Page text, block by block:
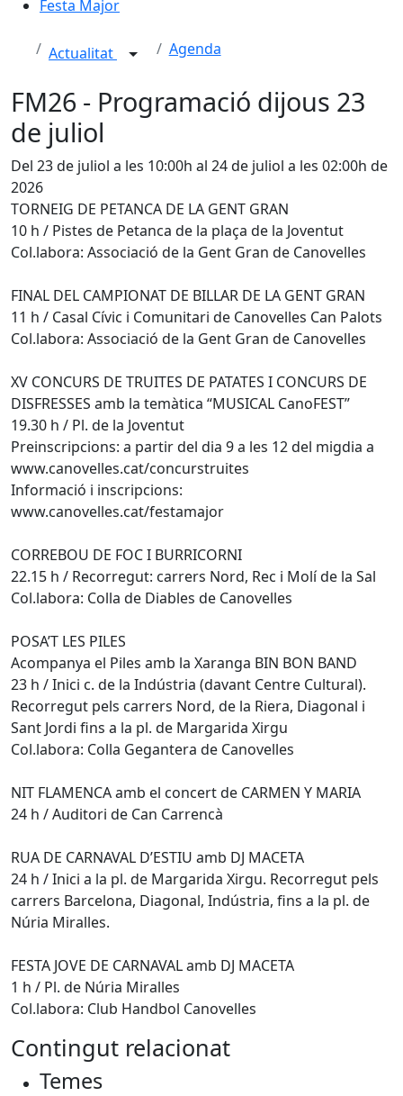
Festa Major
Actualitat Agenda
FM26 - Programació dijous 23
de juliol
Del 23 de juliol a les 10:00h al 24 de juliol a les 02:00h de
2026
TORNEIG DE PETANCA DE LA GENT GRAN
10 h / Pistes de Petanca de la plaça de la Joventut
Col.labora: Associació de la Gent Gran de Canovelles
FINAL DEL CAMPIONAT DE BILLAR DE LA GENT GRAN
11 h / Casal Cívic i Comunitari de Canovelles Can Palots
Col.labora: Associació de la Gent Gran de Canovelles
XV CONCURS DE TRUITES DE PATATES I CONCURS DE
DISFRESSES amb la temàtica “MUSICAL CanoFEST”
19.30 h / Pl. de la Joventut
Preinscripcions: a partir del dia 9 a les 12 del migdia a
www.canovelles.cat/concurstruites
Informació i inscripcions:
www.canovelles.cat/festamajor
CORREBOU DE FOC I BURRICORNI
22.15 h / Recorregut: carrers Nord, Rec i Molí de la Sal
Col.labora: Colla de Diables de Canovelles
POSA’T LES PILES
Acompanya el Piles amb la Xaranga BIN BON BAND
23 h / Inici c. de la Indústria (davant Centre Cultural).
Recorregut pels carrers Nord, de la Riera, Diagonal i
Sant Jordi fins a la pl. de Margarida Xirgu
Col.labora: Colla Gegantera de Canovelles
NIT FLAMENCA amb el concert de CARMEN Y MARIA
24 h / Auditori de Can Carrencà
RUA DE CARNAVAL D’ESTIU amb DJ MACETA
24 h / Inici a la pl. de Margarida Xirgu. Recorregut pels
carrers Barcelona, Diagonal, Indústria, fins a la pl. de
Núria Miralles.
FESTA JOVE DE CARNAVAL amb DJ MACETA
1 h / Pl. de Núria Miralles
Col.labora: Club Handbol Canovelles
Contingut relacionat
Temes